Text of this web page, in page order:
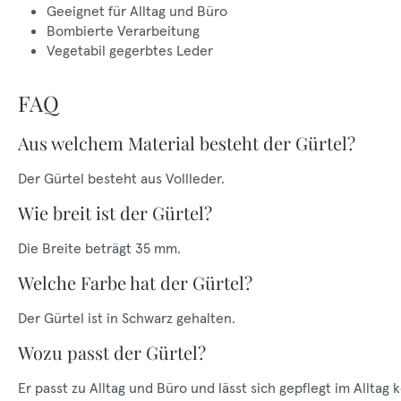
Geeignet für Alltag und Büro
Bombierte Verarbeitung
Vegetabil gegerbtes Leder
FAQ
Aus welchem Material besteht der Gürtel?
Der Gürtel besteht aus Vollleder.
Wie breit ist der Gürtel?
Die Breite beträgt 35 mm.
Welche Farbe hat der Gürtel?
Der Gürtel ist in Schwarz gehalten.
Wozu passt der Gürtel?
Er passt zu Alltag und Büro und lässt sich gepflegt im Alltag